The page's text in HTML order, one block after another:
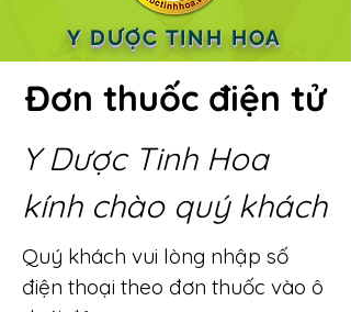
Y DƯỢC TINH HOA
Đơn thuốc điện tử
Y Dược Tinh Hoa
kính chào quý khách
Quý khách vui lòng nhập số
điện thoại theo đơn thuốc vào ô